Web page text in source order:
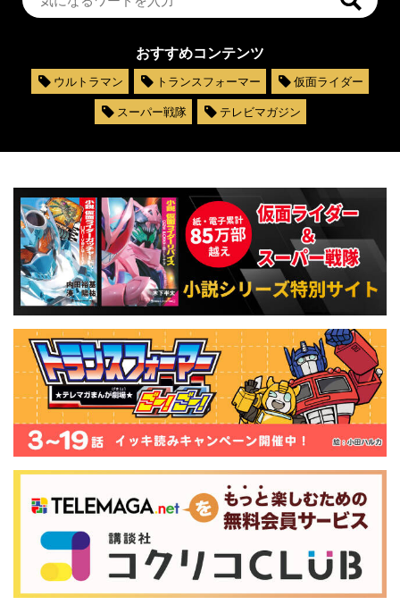
おすすめコンテンツ
ウルトラマン トランスフォーマー
仮面ライダー
スーパー戦隊
テレビマガジン